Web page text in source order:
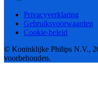
Privacyverklaring
Gebruiksvoorwaarden
Cookie-beleid
© Koninklijke Philips N.V.,
voorbehouden.